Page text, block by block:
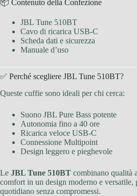
📦 Contenuto della Confezione
JBL Tune 510BT
Cavo di ricarica USB-C
Scheda dati e sicurezza
Manuale d’uso
✅ Perché scegliere JBL Tune 510BT?
Queste cuffie sono ideali per chi cerca:
Suono JBL Pure Bass potente
Autonomia fino a 40 ore
Ricarica veloce USB-C
Connessione Multipoint
Design leggero e pieghevole
Le JBL Tune 510BT combinano qualità
comfort in un design moderno e versatile,
quotidiano senza compromessi.